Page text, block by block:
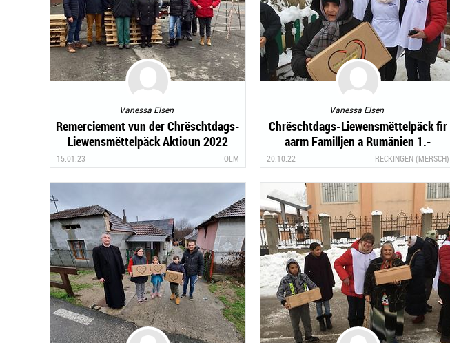
Vanessa Elsen
Remerciement vun der Chrëschtdags-
Liewensmëttelpäck Aktioun 2022
15.01.23 OLM
Vanessa Elsen
Chrëschtdags-Liewensmëttelpäck fir
aarm Familljen a Rumänien 1.-
20.11.2022
20.10.22 RECKINGEN (MERSCH)